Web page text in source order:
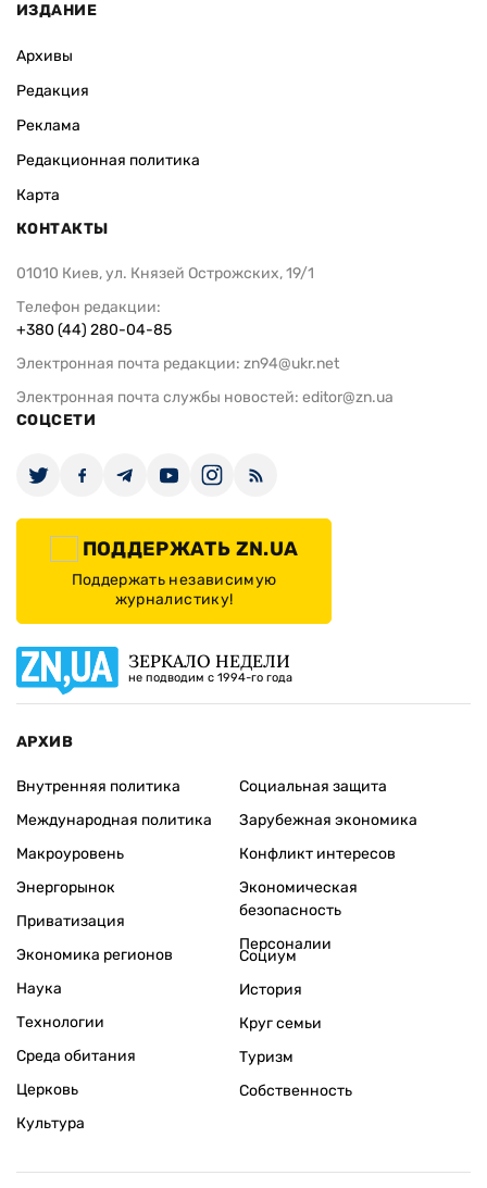
ИЗДАНИЕ
Архивы
Редакция
Реклама
Редакционная политика
Карта
КОНТАКТЫ
01010 Киев, ул. Князей Острожских, 19/1
Телефон редакции:
+380 (44) 280-04-85
Электронная почта редакции: zn94@ukr.net
Электронная почта службы новостей: editor@zn.ua
СОЦСЕТИ
ПОДДЕРЖАТЬ ZN.UA
Поддержать независимую
журналистику!
ЗЕРКАЛО НЕДЕЛИ
не подводим с 1994-го года
АРХИВ
Внутренняя политика
Международная политика
Макроуровень
Энергорынок
Приватизация
Экономика регионов
Социальная защита
Зарубежная экономика
Конфликт интересов
Экономическая
безопасность
Персоналии
Наука
Технологии
Среда обитания
Церковь
Культура
Социум
История
Круг семьи
Туризм
Собственность